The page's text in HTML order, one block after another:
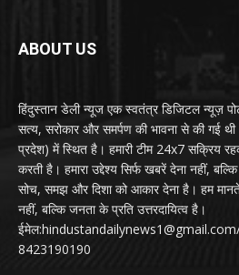
ABOUT US
हिंदुस्तान डेली न्यूज एक स्वतंत्र डिजिटल न्यूज़
सत्य, सरोकार और समर्पण की भावना से की गई
प्रदेश) में स्थित है। हमारी टीम 24x7 सक्रिय
करती है। हमारा उद्देश्य सिर्फ खबरें देना नहीं,
सोच, समझ और दिशा को आकार देना है। हम
नहीं, बल्कि जनता के प्रति उत्तरदायित्व है।
8423190190